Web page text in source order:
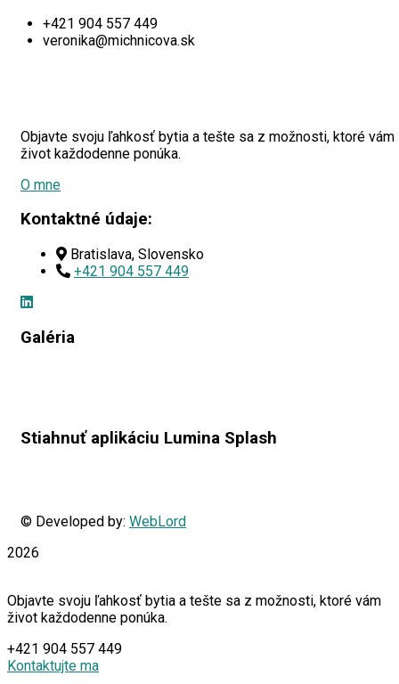
+421 904 557 449
veronika@michnicova.sk
Objavte svoju ľahkosť bytia a tešte sa z možnosti, ktoré vám
život každodenne ponúka.
O mne
Kontaktné údaje:
Bratislava, Slovensko
+421 904 557 449
Galéria
Stiahnuť aplikáciu Lumina Splash
© Developed by: WebLord
2026
Objavte svoju ľahkosť bytia a tešte sa z možnosti, ktoré vám
život každodenne ponúka.
+421 904 557 449
Kontaktujte ma